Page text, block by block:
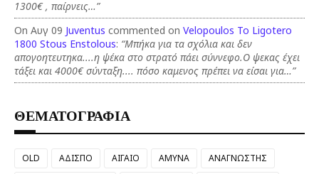
1300€ , παίρνεις…”
On Αυγ 09 Juventus commented on Velopoulos To Ligotero
1800 Stous Enstolous: “Μπήκα για τα σχόλια και δεν
απογοητευτηκα....η ψέκα στο στρατό πάει σύννεφο.Ο ψεκας έχει
τάξει και 4000€ σύνταξη.... πόσο καμενος πρέπει να είσαι για…”
ΘΕΜΑΤΟΓΡΑΦΙΑ
OLD ΑΔΙΣΠΟ ΑΙΓΑΙΟ ΑΜΥΝΑ
ΑΝΑΓΝΩΣΤΗΣ